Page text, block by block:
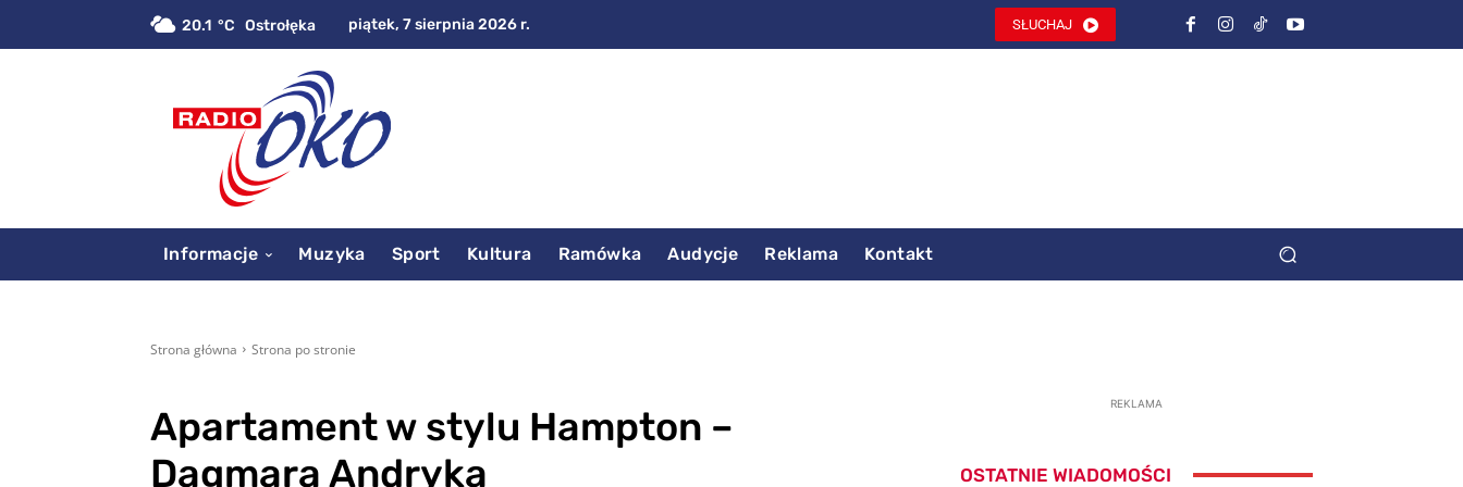
20.1 C Ostrołęka piątek, 7 sierpnia 2026 r. SŁUCHAJ
Informacje Muzyka Sport Kultura Ramówka Audycje Reklama Kontakt
Strona główna Strona po stronie
Apartament w stylu Hampton –
Dagmara Andryka
REKLAMA
OSTATNIE WIADOMOŚCI